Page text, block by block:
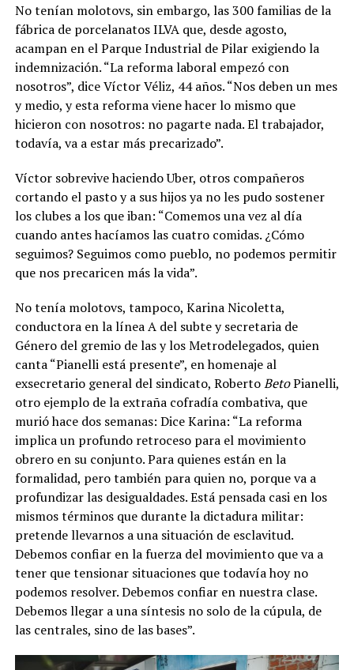
No tenían molotovs, sin embargo, las 300 familias de la
fábrica de porcelanatos ILVA que, desde agosto,
acampan en el Parque Industrial de Pilar exigiendo la
indemnización. “La reforma laboral empezó con
nosotros”, dice Víctor Véliz, 44 años. “Nos deben un mes
y medio, y esta reforma viene hacer lo mismo que
hicieron con nosotros: no pagarte nada. El trabajador,
todavía, va a estar más precarizado”.
Víctor sobrevive haciendo Uber, otros compañeros
cortando el pasto y a sus hijos ya no les pudo sostener
los clubes a los que iban: “Comemos una vez al día
cuando antes hacíamos las cuatro comidas. ¿Cómo
seguimos? Seguimos como pueblo, no podemos permitir
que nos precaricen más la vida”.
No tenía molotovs, tampoco, Karina Nicoletta,
conductora en la línea A del subte y secretaria de
Género del gremio de las y los Metrodelegados, quien
canta “Pianelli está presente”, en homenaje al
exsecretario general del sindicato, RobertoBetoPianelli,
otro ejemplo de la extraña cofradía combativa, que
murió hace dos semanas: Dice Karina: “La reforma
implica un profundo retroceso para el movimiento
obrero en su conjunto. Para quienes están en la
formalidad, pero también para quien no, porque va a
profundizar las desigualdades. Está pensada casi en los
mismos términos que durante la dictadura militar:
pretende llevarnos a una situación de esclavitud.
Debemos confiar en la fuerza del movimiento que va a
tener que tensionar situaciones que todavía hoy no
podemos resolver. Debemos confiar en nuestra clase.
Debemos llegar a una síntesis no solo de la cúpula, de
las centrales, sino de las bases”.